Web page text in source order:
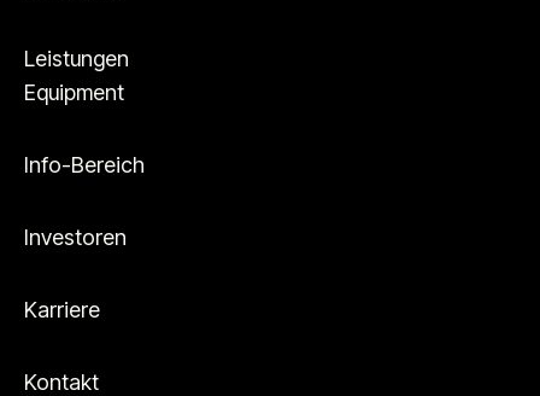
Leistungen
Equipment
Info-Bereich
Investoren
Karriere
Kontakt